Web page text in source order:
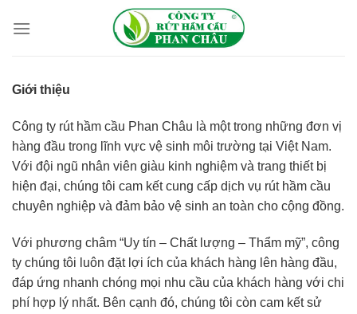
Giới thiệu
Công ty rút hầm cầu Phan Châu là một trong những đơn vị
hàng đầu trong lĩnh vực vệ sinh môi trường tại Việt Nam.
Với đội ngũ nhân viên giàu kinh nghiệm và trang thiết bị
hiện đại, chúng tôi cam kết cung cấp dịch vụ rút hầm cầu
chuyên nghiệp và đảm bảo vệ sinh an toàn cho cộng đồng.
Với phương châm “Uy tín – Chất lượng – Thẩm mỹ”, công
ty chúng tôi luôn đặt lợi ích của khách hàng lên hàng đầu,
đáp ứng nhanh chóng mọi nhu cầu của khách hàng với chi
phí hợp lý nhất. Bên cạnh đó, chúng tôi còn cam kết sử